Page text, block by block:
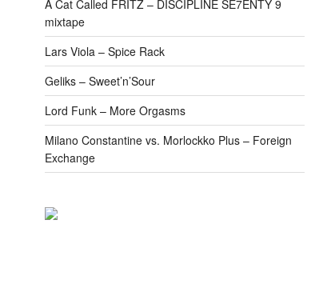
A Cat Called FRITZ – DISCIPLINE SE7ENTY 9
mixtape
Lars Viola – Spice Rack
Geliks – Sweet’n’Sour
Lord Funk – More Orgasms
Milano Constantine vs. Morlockko Plus – Foreign
Exchange